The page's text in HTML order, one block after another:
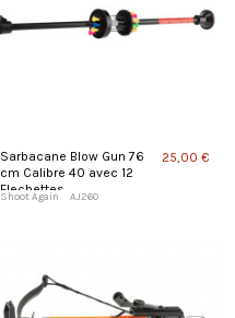
Sarbacane Blow Gun 76
cm Calibre 40 avec 12
Flechettes
Shoot Again AJ260
25,00 €